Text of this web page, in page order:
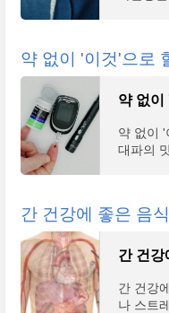
약 없이 '이것'으로
약 없이
약 없이 '
대파의
간 건강에 좋은 음
간 건강
간 건강
나 스트